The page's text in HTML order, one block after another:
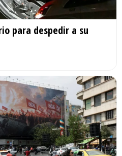
para despedir a su